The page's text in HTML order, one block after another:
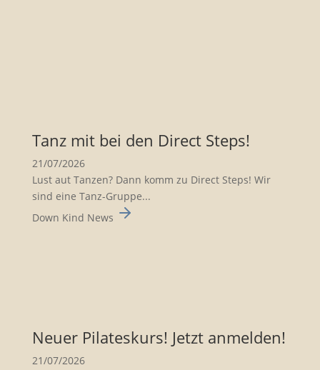
Tanz mit bei den Direct Steps!
21/07/2026
Lust aut Tanzen? Dann komm zu Direct Steps! Wir
sind eine Tanz-Gruppe...
Down Kind News
Neuer Pilates­kurs! Jetzt anmelden!
21/07/2026